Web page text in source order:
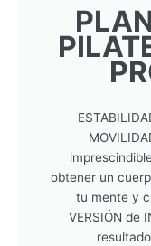
obtener un
tu mente y
VERSIÓN de